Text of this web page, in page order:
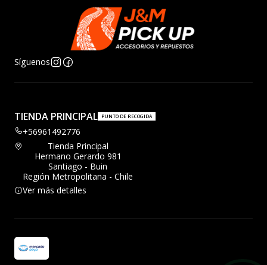
Síguenos
TIENDA PRINCIPAL PUNTO DE RECOGIDA
+56961492776
Tienda Principal
Hermano Gerardo 981
Santiago - Buin
Región Metropolitana - Chile
Ver más detalles